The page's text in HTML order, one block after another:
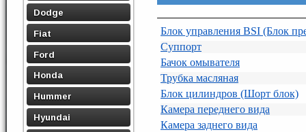
Dodge
Fiat
Ford
Honda
Hummer
Hyundai
Блок управления BSI (Блок
Суппорт
Бачок омывателя
Трубка масляная
Блок цилиндров (Шорт блок)
Камера переднего вида
Камера заднего вида